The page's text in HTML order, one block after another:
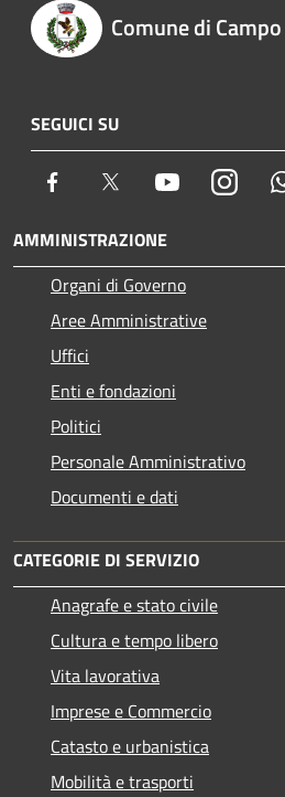
Comune di
SEGUICI SU
Facebook Twitter Youtube
AMMINISTRAZIONE
Organi di Governo
Aree Amministrative
Uffici
Enti e fondazioni
Politici
Personale Amministrativo
Documenti e dati
CATEGORIE DI SERVIZIO
Anagrafe e stato civile
Cultura e tempo libero
Vita lavorativa
Imprese e Commercio
Catasto e urbanistica
Mobilità e trasporti